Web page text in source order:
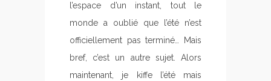
l’espace d’un instant, tout le
monde a oublié que l’été n’est
officiellement pas terminé… Mais
bref, c’est un autre sujet. Alors
maintenant, je kiffe l’été mais